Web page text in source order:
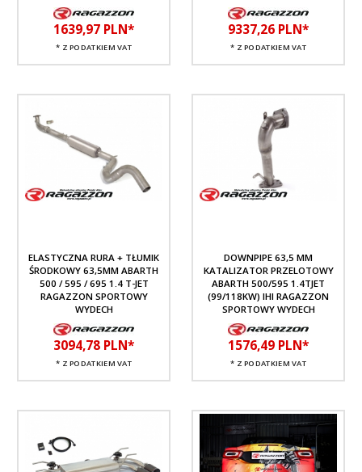
1639,97 PLN*
* Z PODATKIEM VAT
9337,26 PLN*
* Z PODATKIEM VAT
ELASTYCZNA RURA + TŁUMIK
ŚRODKOWY 63,5MM ABARTH
500 / 595 / 695 1.4 T-JET
RAGAZZON SPORTOWY
WYDECH
3094,78 PLN*
* Z PODATKIEM VAT
DOWNPIPE 63,5 MM
KATALIZATOR PRZELOTOWY
ABARTH 500/595 1.4TJET
(99/118KW) IHI RAGAZZON
SPORTOWY WYDECH
1576,49 PLN*
* Z PODATKIEM VAT